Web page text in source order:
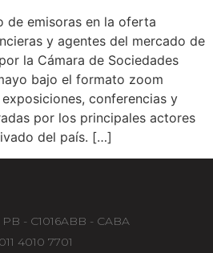
de emisoras en la oferta
y agentes del mercado de
la Cámara de Sociedades
bajo el formato zoom
conferencias y
por los principales actores
del país. […]
- C1016ABB - CABA
4010 7701